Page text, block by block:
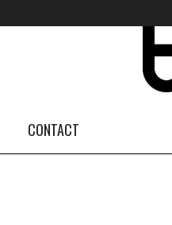
CONTACT
FOLLOW US #TBA
INSTAGRAM FEED